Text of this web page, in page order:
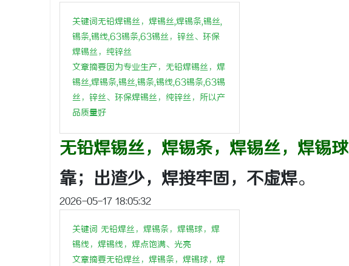
关键词无铅焊锡丝，焊锡丝,焊锡条,锡丝,
锡条,锡线,63锡条,63锡丝，锌丝、环保
焊锡丝，纯锌丝
文章摘要因为专业生产，无铅焊锡丝，焊
锡丝,焊锡条,锡丝,锡条,锡线,63锡条,63锡
丝，锌丝、环保焊锡丝，纯锌丝，所以产
品质量好
无铅焊锡丝，焊锡条，焊锡丝， 焊锡球
靠；出渣少，焊接牢固，不虚焊。
2026-05-17 18:05:32
关键词 无铅焊丝，焊锡条，焊锡球， 焊
锡线， 焊锡线，焊点饱满、光亮
文章摘要无铅焊丝，焊锡条，焊锡球，焊
武汉配眼镜 上海配眼镜